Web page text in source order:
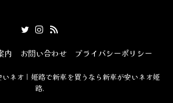
内 お問い合わせ プライバシーポリシー
ネオ｜姫路で新車を買うなら新車が安いネオ姫
路.